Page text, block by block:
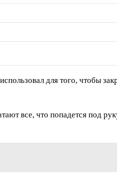
для того, чтобы
все, что попадется под